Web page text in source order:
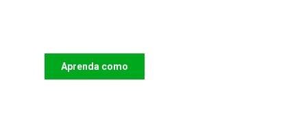
Aprenda como